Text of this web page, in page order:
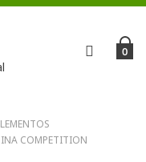
0
COMPETITION